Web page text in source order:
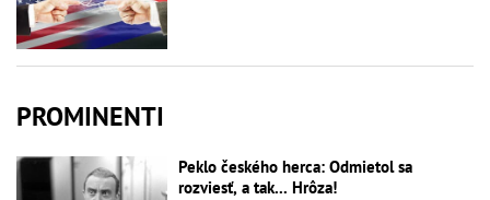
PROMINENTI
Peklo českého herca: Odmietol sa
rozviesť, a tak... Hrôza!